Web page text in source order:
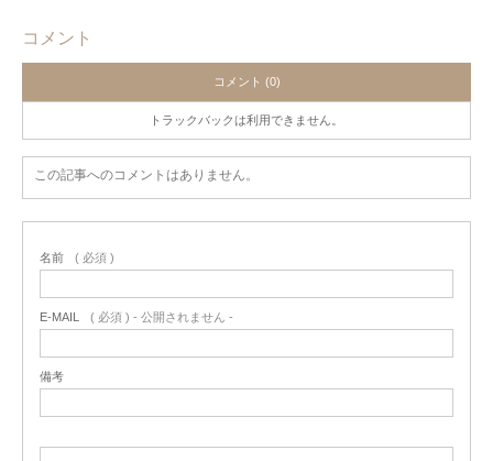
コメント
コメント (0)
トラックバックは利用できません。
この記事へのコメントはありません。
名前 ( 必須 )
E-MAIL ( 必須 ) - 公開されません -
備考